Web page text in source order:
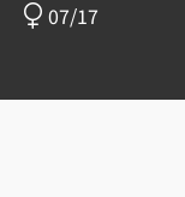
07/17